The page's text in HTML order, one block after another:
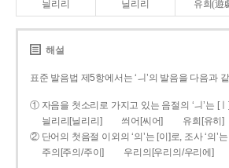
늴리리 닐리리 유희(遊
해설
표준 발음법 제5항에서는 ‘ㅢ’의 발음을 다음과
① 자음을 첫소리로 가지고 있는 음절의 ‘ㅢ’는 [
늴리리[닐리리]
씌어[씨어]
유희[유히]
② 단어의 첫음절 이외의 ‘의’는 [이]로, 조사 ‘의’
주의[주의/주이]
우리의[우리의/우리에]